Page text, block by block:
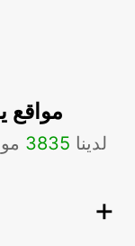
مواقع
لدينا 3835